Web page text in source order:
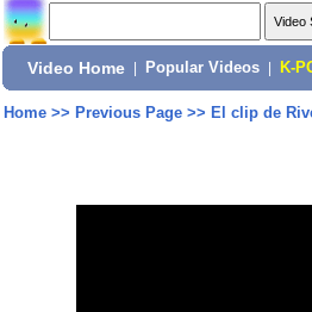
Video Home Popular Videos K-
Home>> Previous Page>> El clip de